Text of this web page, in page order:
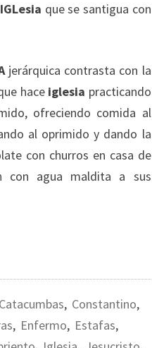
IGLesia que se santigua con
jerárquica contrasta con la
hace iglesia practicando
ofreciendo comida al
al oprimido y dando la
con churros en casa de
con agua maldita a sus
Catacumbas, Constantino,
, Enfermo, Estafas,